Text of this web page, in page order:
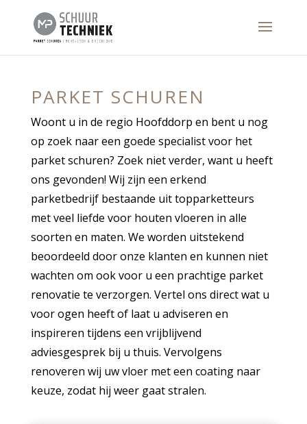
PARKET SCHUREN
Woont u in de regio Hoofddorp en bent u nog
op zoek naar een goede specialist voor het
parket schuren? Zoek niet verder, want u heeft
ons gevonden! Wij zijn een erkend
parketbedrijf bestaande uit topparketteurs
met veel liefde voor houten vloeren in alle
soorten en maten. We worden uitstekend
beoordeeld door onze klanten en kunnen niet
wachten om ook voor u een prachtige parket
renovatie te verzorgen. Vertel ons direct wat u
voor ogen heeft of laat u adviseren en
inspireren tijdens een vrijblijvend
adviesgesprek bij u thuis. Vervolgens
renoveren wij uw vloer met een coating naar
keuze, zodat hij weer gaat stralen.